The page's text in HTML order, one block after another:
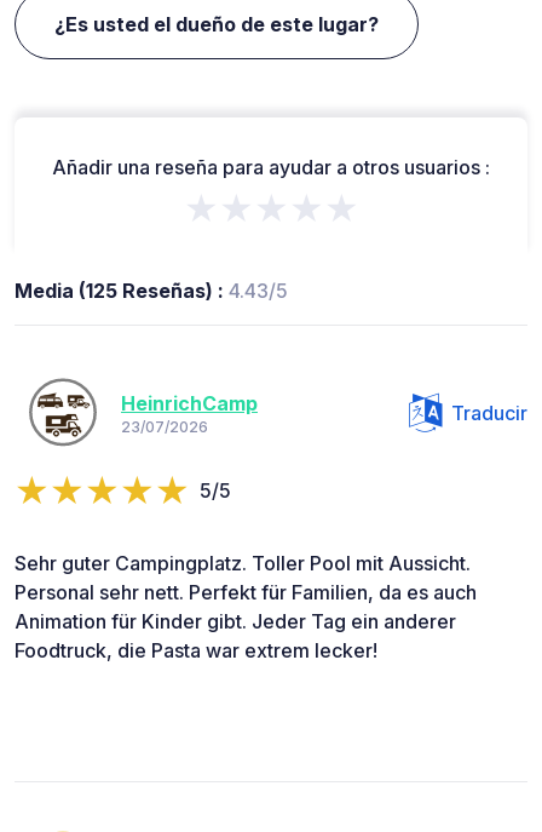
¿Es usted el dueño de este lugar?
Añadir una reseña para ayudar a otros usuarios :
★★★★★
Media (125 Reseñas) : 4.43/5
HeinrichCamp
23/07/2026
Traducir
5/5
Sehr guter Campingplatz. Toller Pool mit Aussicht.
Personal sehr nett. Perfekt für Familien, da es auch
Animation für Kinder gibt. Jeder Tag ein anderer
Foodtruck, die Pasta war extrem lecker!